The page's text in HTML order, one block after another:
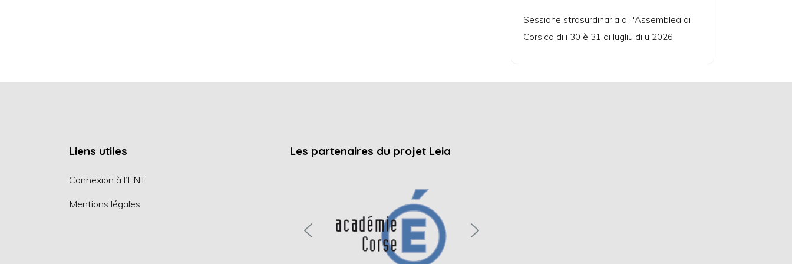
Sessione strasurdinaria di l'Assemblea di
Corsica di i 30 è 31 di lugliu di u 2026
Liens utiles
Connexion à l’ENT
Mentions légales
Les partenaires du projet Leia